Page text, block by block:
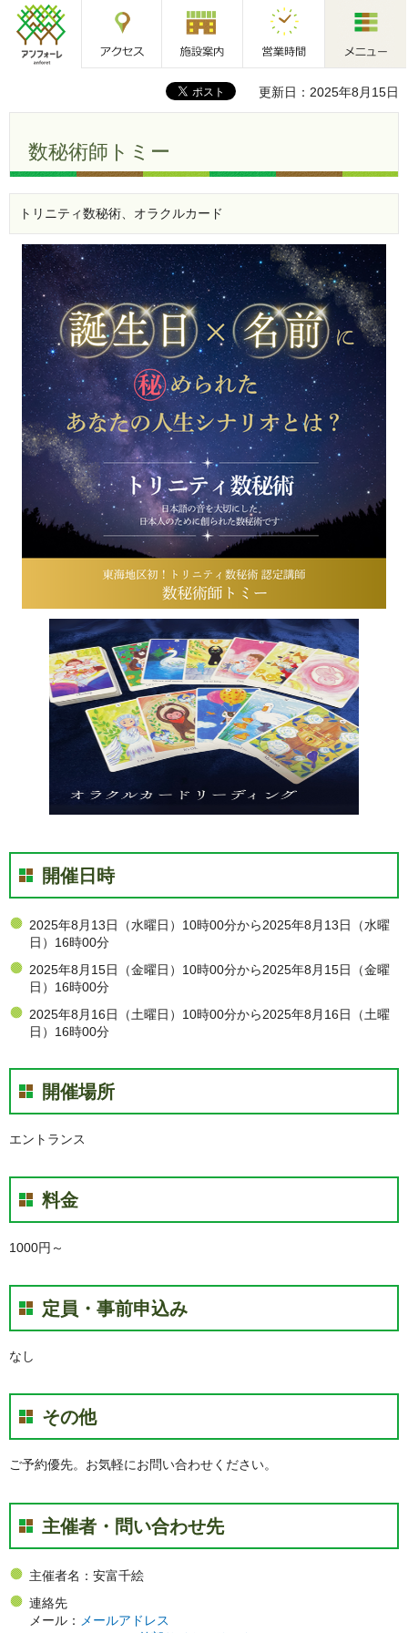
アンフォーレ 施設案内 営業時間
更新日：2025年8月15日
数秘術師トミー
トリニティ数秘術、オラクルカード
開催日時
2025年8月13日（水曜日）10時00分から2025年8月13日（水曜
日）16時00分
2025年8月15日（金曜日）10時00分から2025年8月15日（金曜
日）16時00分
2025年8月16日（土曜日）10時00分から2025年8月16日（土曜
日）16時00分
開催場所
エントランス
料金
1000円～
定員・事前申込み
なし
その他
ご予約優先。お気軽にお問い合わせください。
主催者・問い合わせ先
主催者名：安富千絵
連絡先
メール：
メールアドレス